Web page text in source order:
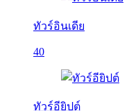
ทัวร์อินเดีย
40
ทัวร์อียิปต์